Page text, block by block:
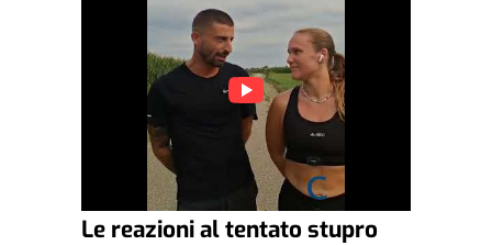
Le reazioni al tentato stupro